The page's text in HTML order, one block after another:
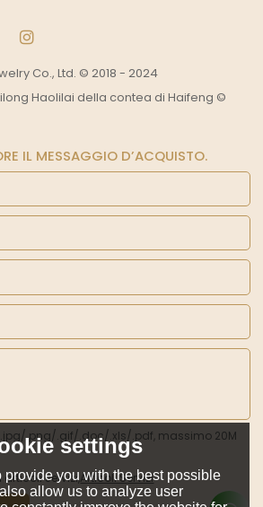
Co., Ltd. © 2018 - 2024
Haolilai della contea di Haifeng ©
IL MESSAGGIO D’ACQUISTO.
.png/.gif/.doc/.xls/.pdf, massimo 20M
servizi,Articoli Servizi
settings
provide you with the best possible
allow us to analyze user